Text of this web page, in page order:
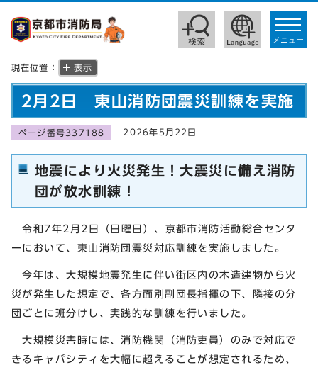
toggle
メニュー
現在位置： 表示
2月2日 東山消防団震災訓練を実施
ページ番号337188 2026年5月22日
地震により火災発生！大震災に備え消防
団が放水訓練！
令和7年2月2日（日曜日）、京都市消防活動総合センタ
ーにおいて、東山消防団震災対応訓練を実施しました。
今年は、大規模地震発生に伴い街区内の木造建物から火
災が発生した想定で、各方面別副団長指揮の下、隣接の分
団ごとに班分けし、実践的な訓練を行いました。
大規模災害時には、消防機関（消防吏員）のみで対応で
きるキャパシティを大幅に超えることが想定されるため、